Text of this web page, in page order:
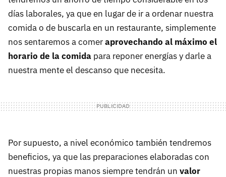
días laborales, ya que en lugar de ir a ordenar nuestra
comida o de buscarla en un restaurante, simplemente
nos sentaremos a comeraprovechando al máximo el
horario de la comida para reponer energías y darle a
nuestra mente el descanso que necesita.
Por supuesto, a nivel económico también tendremos
beneficios, ya que las preparaciones elaboradas con
nuestras propias manos siempre tendrán un valor